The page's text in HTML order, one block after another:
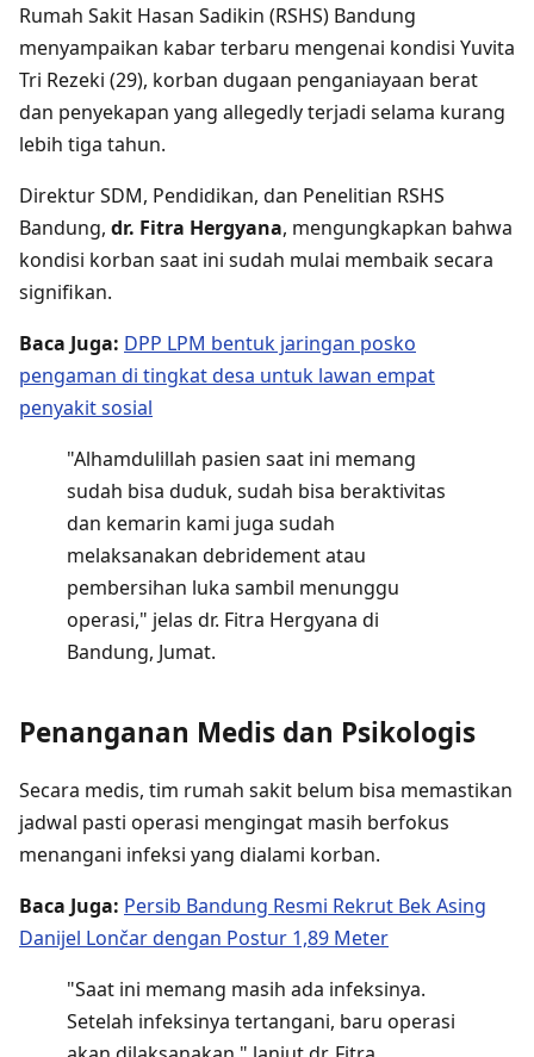
Rumah Sakit Hasan Sadikin (RSHS) Bandung
menyampaikan kabar terbaru mengenai kondisi Yuvita
Tri Rezeki (29), korban dugaan penganiayaan berat
dan penyekapan yang allegedly terjadi selama kurang
lebih tiga tahun.
Direktur SDM, Pendidikan, dan Penelitian RSHS
Bandung, dr. Fitra Hergyana, mengungkapkan bahwa
kondisi korban saat ini sudah mulai membaik secara
signifikan.
Baca Juga: DPP LPM bentuk jaringan posko
pengaman di tingkat desa untuk lawan empat
penyakit sosial
"Alhamdulillah pasien saat ini memang
sudah bisa duduk, sudah bisa beraktivitas
dan kemarin kami juga sudah
melaksanakan debridement atau
pembersihan luka sambil menunggu
operasi," jelas dr. Fitra Hergyana di
Bandung, Jumat.
Penanganan Medis dan Psikologis
Secara medis, tim rumah sakit belum bisa memastikan
jadwal pasti operasi mengingat masih berfokus
menangani infeksi yang dialami korban.
Baca Juga: Persib Bandung Resmi Rekrut Bek Asing
Danijel Lončar dengan Postur 1,89 Meter
"Saat ini memang masih ada infeksinya.
Setelah infeksinya tertangani, baru operasi